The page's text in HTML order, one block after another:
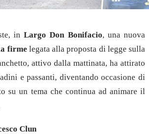
inLargo Don Bonifacio, una nuova
firme legata alla proposta di legge sulla
attivo dalla mattinata, ha attirato
e passanti, diventando occasione di
su un tema che continua ad animare il
Clun